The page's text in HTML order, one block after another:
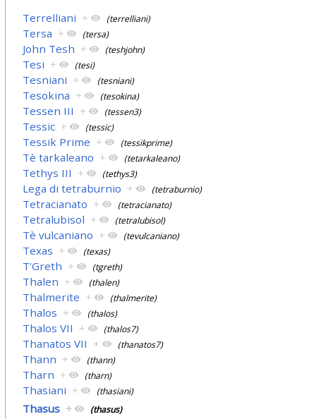
Terrelliani + (terrelliani)
Tersa + (tersa)
John Tesh + (teshjohn)
Tesi + (tesi)
Tesniani + (tesniani)
Tesokina + (tesokina)
Tessen III + (tessen3)
Tessic + (tessic)
Tessik Prime + (tessikprime)
Tè tarkaleano + (tetarkaleano)
Tethys III + (tethys3)
Lega di tetraburnio + (tetraburnio)
Tetracianato + (tetracianato)
Tetralubisol + (tetralubisol)
Tè vulcaniano + (tevulcaniano)
Texas + (texas)
T'Greth + (tgreth)
Thalen + (thalen)
Thalmerite + (thalmerite)
Thalos + (thalos)
Thalos VII + (thalos7)
Thanatos VII + (thanatos7)
Thann + (thann)
Tharn + (tharn)
Thasiani + (thasiani)
Thasus + (thasus)